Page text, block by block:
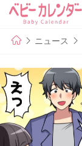
ニュース